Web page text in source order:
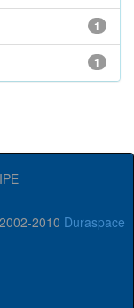
1
1
2010 Duraspace